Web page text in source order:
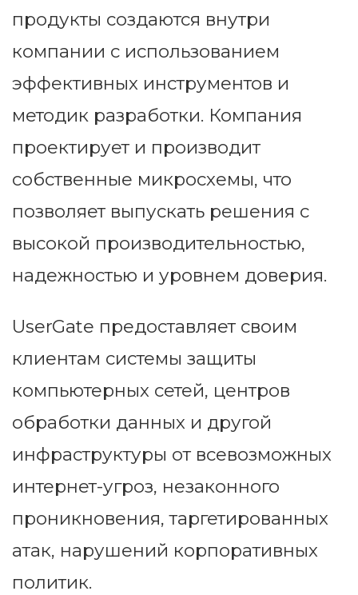
продукты создаются внутри
компании с использованием
эффективных инструментов и
методик разработки. Компания
проектирует и производит
собственные микросхемы, что
позволяет выпускать решения с
высокой производительностью,
надежностью и уровнем доверия.
UserGate предоставляет своим
клиентам системы защиты
компьютерных сетей, центров
обработки данных и другой
инфраструктуры от всевозможных
интернет-угроз, незаконного
проникновения, таргетированных
атак, нарушений корпоративных
политик.